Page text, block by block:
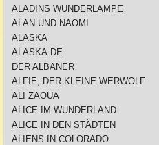
ALADINS WUNDERLAMPE
ALAN UND NAOMI
ALASKA
ALASKA.DE
DER ALBANER
ALFIE, DER KLEINE WERWOLF
ALI ZAOUA
ALICE IM WUNDERLAND
ALICE IN DEN STÄDTEN
ALIENS IN COLORADO